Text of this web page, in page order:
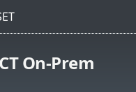
On-Prem